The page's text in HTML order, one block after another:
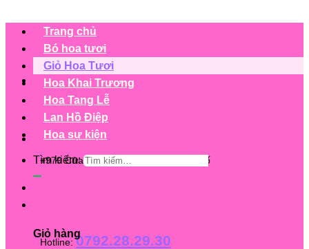
+979 Cửa hàng trên 63 tỉnh/ thành phố
Hotline:0792.28.29.30
Trang chủ
Bó hoa tươi
Giỏ Hoa Tươi
Hoa Khai Trương
Hoa Tang Lễ
Lan Hồ Điệp
Hoa sự kiện
Tìm kiếm:
Giỏ hàng